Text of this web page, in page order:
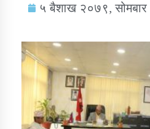
डिभिजन
५ बैशाख २०७९,